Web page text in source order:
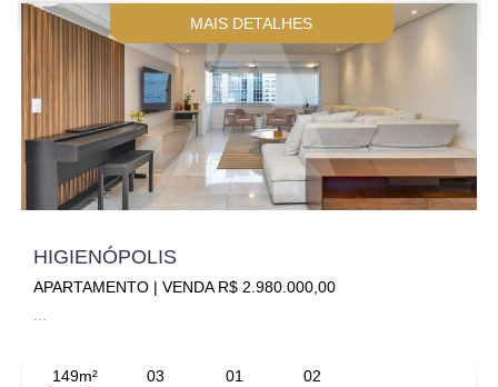
MAIS DETALHES
HIGIENÓPOLIS
APARTAMENTO | VENDA R$ 2.980.000,00
149m²
03
01
02